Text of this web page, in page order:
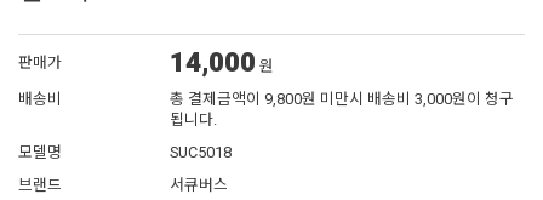
판매가 14,000 원
배송비
총 결제금액이 9,800원 미만시 배송비 3,000원이 청구
됩니다.
모델명
SUC5018
브랜드
서큐버스